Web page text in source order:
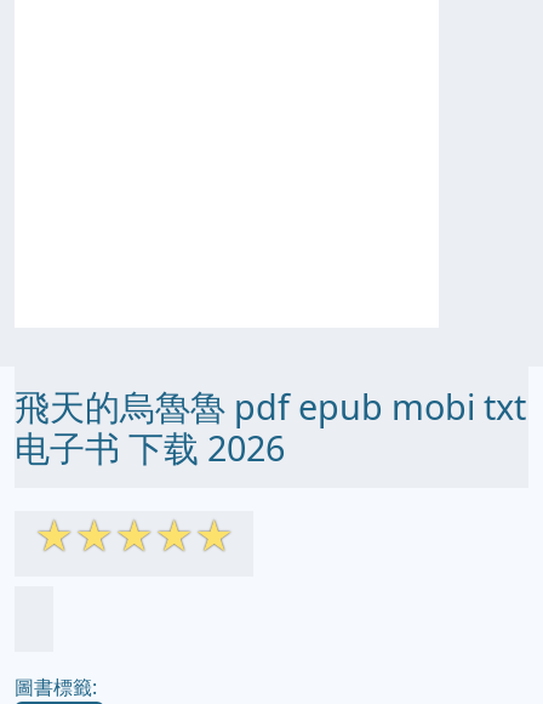
飛天的烏魯魯 pdf epub mobi txt
电子书 下载 2026
☆☆☆☆☆
圖書標籤: